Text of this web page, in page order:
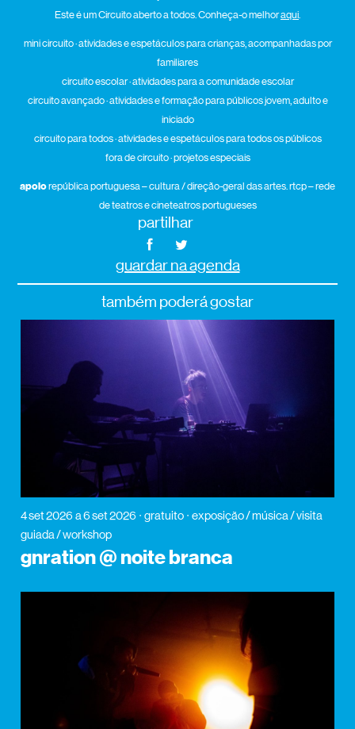
Este é um Circuito aberto a todos. Conheça-o melhoraqui.
mini circuito · atividades e espetáculos para crianças, acompanhadas por
familiares
circuito escolar · atividades para a comunidade escolar
circuito avançado · atividades e formação para públicos jovem, adulto e
iniciado
circuito para todos · atividades e espetáculos para todos os públicos
fora de circuito · projetos especiais
apoiorepública portuguesa – cultura / direção-geral das artes. rtcp – rede
de teatros e cineteatros portugueses
partilhar
guardar na agenda
também poderá gostar
4 set 2026 a 6 set 2026 gratuito
exposição / música / visita
guiada / workshop
gnration @ noite branca